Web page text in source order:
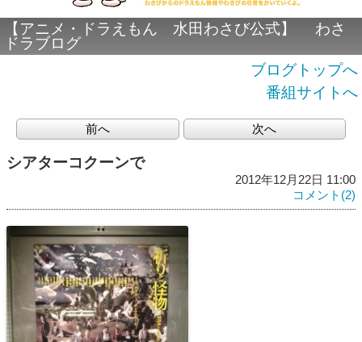
【アニメ・ドラえもん 水田わさび公式】 わさ
ドラブログ
ブログトップへ
番組サイトへ
前へ 次へ
シアターコクーンで
2012年12月22日 11:00
コメント(2)